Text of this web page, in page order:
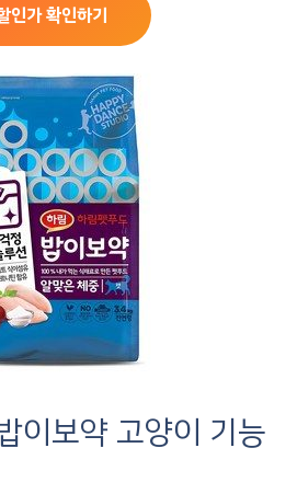
인가 확인하기
이보약 고양이 기능